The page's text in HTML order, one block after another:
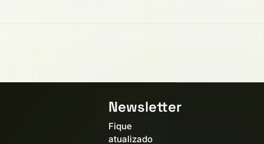
Newsletter
Fique
atualizado